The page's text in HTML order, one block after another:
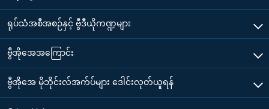
ရုပ်သံအစီအစဉ်နှင့် ဗွီဒီယိုကဏ္ဍများ
ဗွီအိုအေအကြောင်း
ဗွီအိုအေ မိုဘိုင်းလ်အက်ပ်များ ဒေါင်းလုတ်ယူရန်